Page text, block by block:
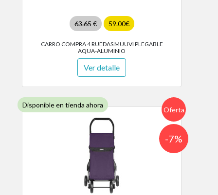
63.65€ 59.00€
CARRO COMPRA 4 RUEDAS MUUVI PLEGABLE
AQUA-ALUMINIO
Ver detalle
Disponible en tienda ahora
Oferta
-7%